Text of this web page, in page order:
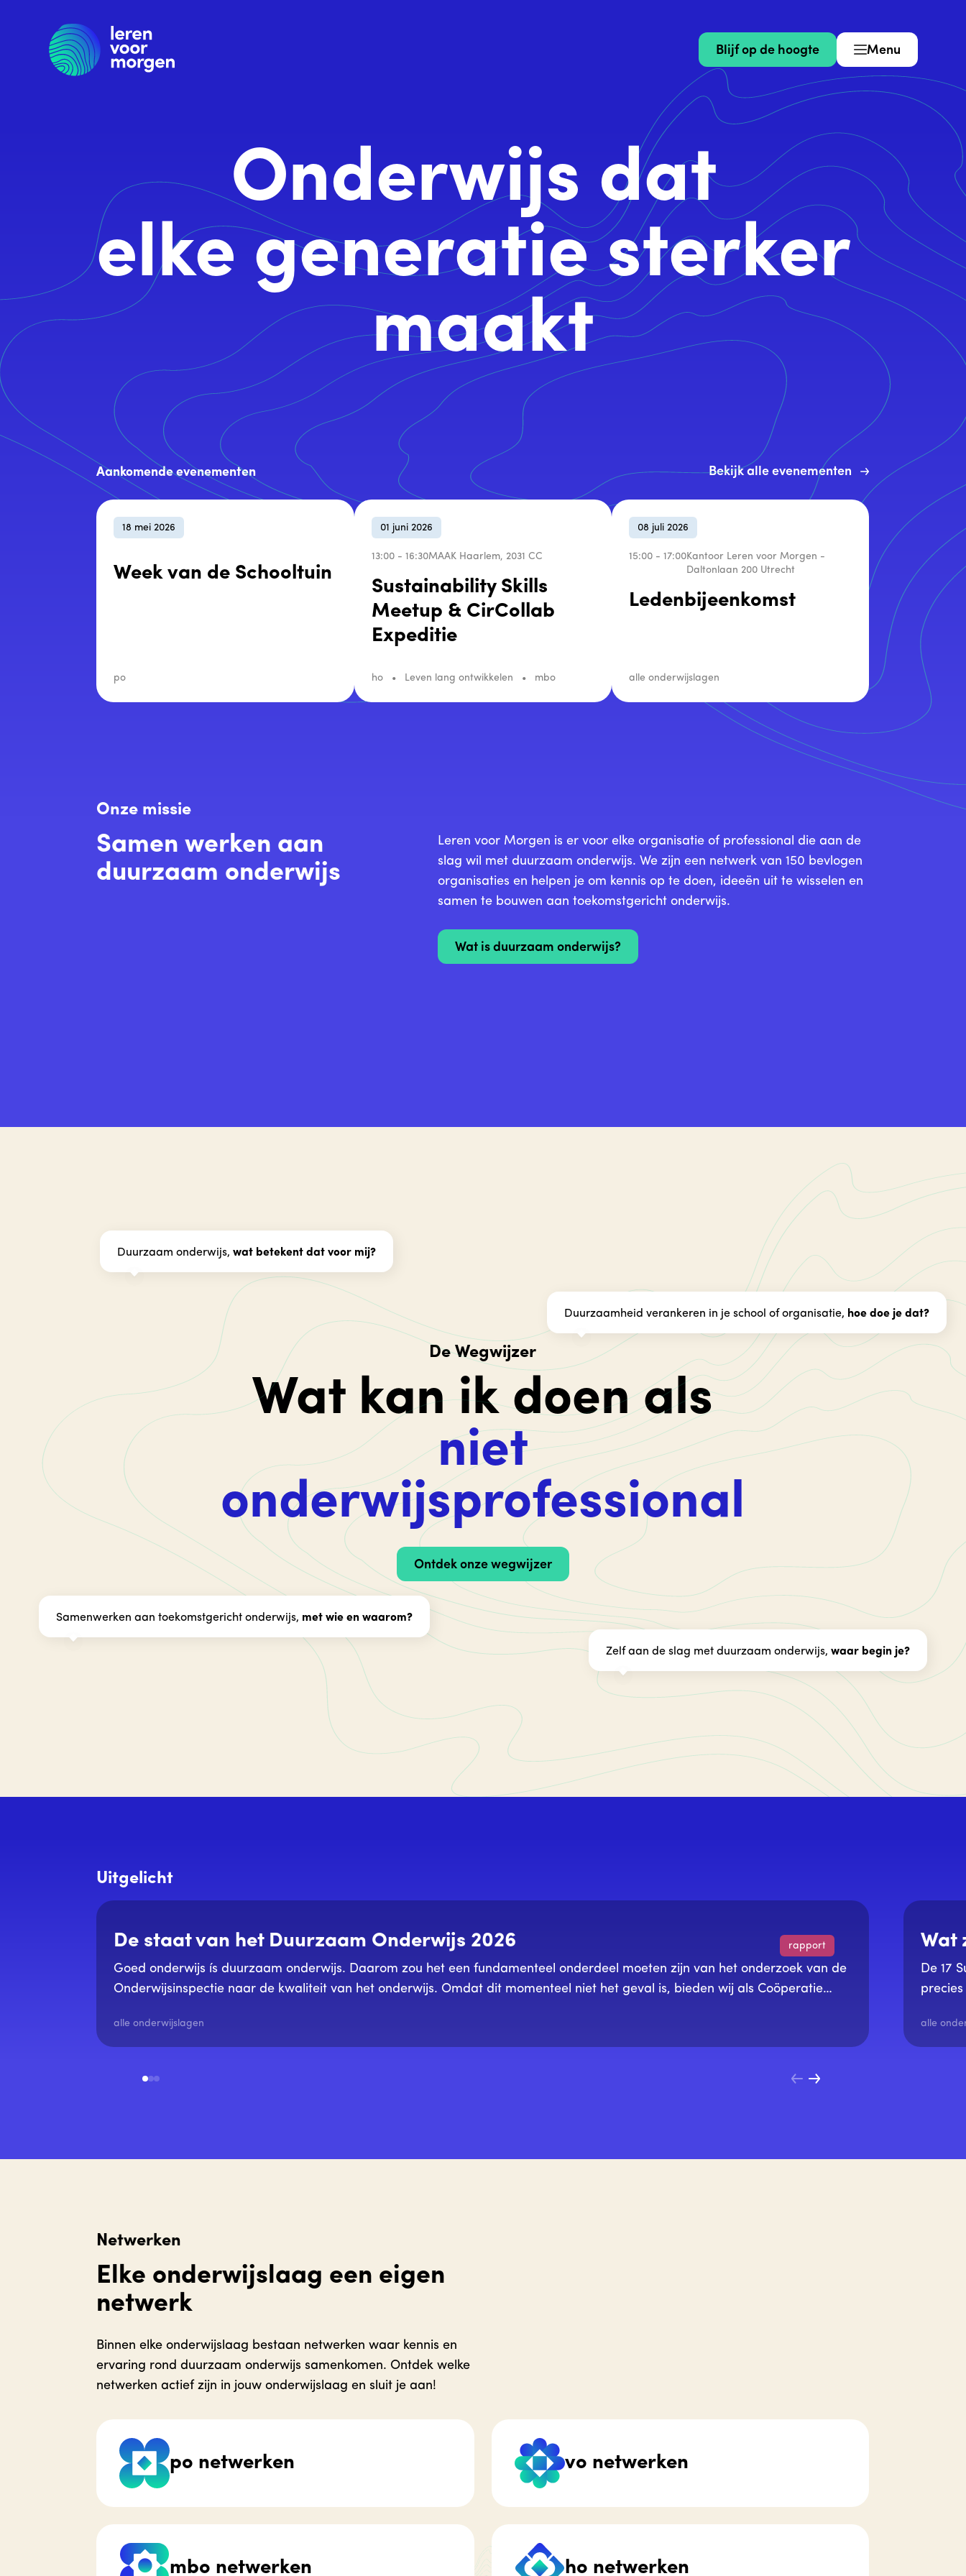
hoofdinhoud
Blijf op de hoogte Menu
Onderwijs dat
elke generatie sterker
maakt
Aankomende evenementen Bekijk alle evenementen
18 mei2026
Week van de Schooltuin
po
01 juni 2026
13:00 - 16:30MAAK Haarlem, 2031 CC
Sustainability Skills
Meetup & CirCollab
Expeditie
ho Leven lang ontwikkelen mbo
08 juli2026
15:00 - 17:00Kantoor Leren voor Morgen -
Daltonlaan 200 Utrecht
Ledenbijeenkomst
alle onderwijslagen
Onze missie
Samen werken aan
duurzaam onderwijs
Leren voor Morgen is er voor elke organisatie of professional die aan de
slag wil met duurzaam onderwijs. We zijn een netwerk van 150 bevlogen
organisaties en helpen je om kennis op te doen, ideeën uit te wisselen en
samen te bouwen aan toekomstgericht onderwijs.
Wat is duurzaam onderwijs?
De Wegwijzer
Wat kan ik doen als
niet
onderwijsprofessional
Duurzaam onderwijs,wat betekent dat voor mij?
Duurzaamheid verankeren in je school of organisatie, hoe doe je dat?
Zelf aan de slag met duurzaam onderwijs,waar begin je?
Samenwerken aan toekomstgericht onderwijs, met wie en waarom?
Ontdek onze wegwijzer
Uitgelicht
rapport
De staat van het Duurzaam Onderwijs 2026
Goed onderwijs ís duurzaam onderwijs. Daarom zou het een fundamenteel onderdeel moeten zijn van het onderzoek van de
Onderwijsinspectie naar de kwaliteit van het onderwijs. Omdat dit momenteel niet het geval is, bieden wij als Coöperatie
basis van de expertise van onze leden, inzicht in de mate waarin duurzaamheid een plek heeft in het onderwijs.
alle onderwijslagen
Wat
De 17
alle
Netwerken
Elke onderwijslaag een eigen
netwerk
Binnen elke onderwijslaag bestaan netwerken waar kennis en
ervaring rond duurzaam onderwijs samenkomen. Ontdek welke
netwerken actief zijn in jouw onderwijslaag en sluit je aan!
po netwerken vo netwerken
mbo netwerken ho netwerken